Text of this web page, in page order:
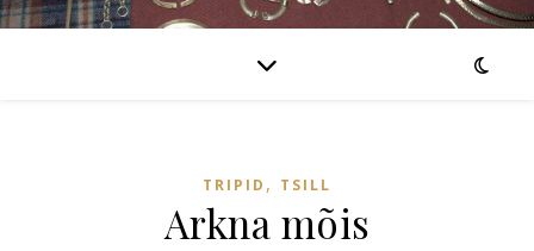
TRIPID , TSILL
Arkna mõis